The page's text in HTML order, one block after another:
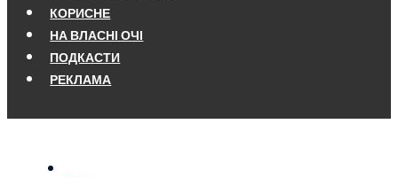
КОРИСНЕ
НА ВЛАСНІ ОЧІ
ПОДКАСТИ
РЕКЛАМА